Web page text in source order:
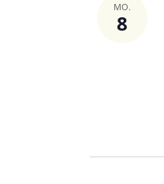
MO.
8